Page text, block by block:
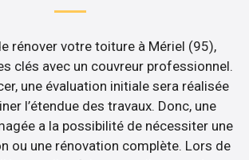
rénover votre toiture à Mériel (95),
clés avec un couvreur professionnel.
une évaluation initiale sera réalisée
l’étendue des travaux. Donc, une
a la possibilité de nécessiter une
ou une rénovation complète. Lors de